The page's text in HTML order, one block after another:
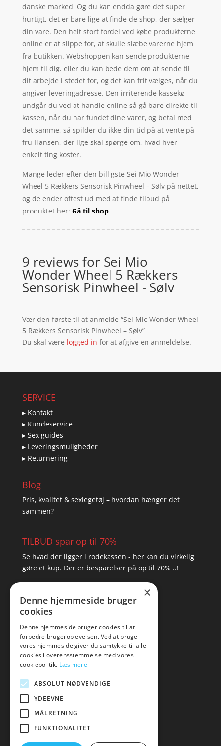
danske marked. Og du kan endda gøre det super
hurtigt, det er bare lige at finde de shop, der sælger
din vare. Den helt stort fordel ved købe produkterne
online er at slippe for, at skulle slæbe varerne hjem
fra butikken. Webshoppen kan sende produkterne
hjem til dig, eller du kan bede dem om at sende til
dit arbejde i stedet for, og det kan frit vælges, når du
angiver leveringadresse. Den irriterende kassekø
undgår du ved at handle online så gå bare direkte til
kassen, når du har fundet dine varer, og betal med
det samme, så spilder du ikke din tid på at vente på
fru Hansen, der lige skal spørge om, hvad hver
enkelt ting koster.
Mange leder efter den billigste Sei Mio Wonder
Wheel 5 Rækkers Sensorisk Pinwheel – Sølv på nettet,
og de ender oftest ud med at finde tilbud på
produktet her: Gå til shop
9 reviews for Sei Mio
Wonder Wheel 5 Rækkers
Sensorisk Pinwheel - Sølv
Vær den første til at anmelde “Sei Mio Wonder Wheel
5 Rækkers Sensorisk Pinwheel – Sølv”
Du skal være logged in for at afgive en anmeldelse.
SERVICE
▸ Kontakt
▸ Kundeservice
▸ Sex guides
▸ Leveringsmuligheder
▸ Returnering
Blog
Pris, kvalitet & sexlegetøj – hvordan hænger det
sammen?
TILBUD spar op til 70%
Se hvad der ligger i rodekassen - her kan du virkelig
gøre et kup. Der er besparelser på op til 70% ..!
Tlf: 7876 8672
Mail: hej@amare.dk
×
Denne hjemmeside bruger
cookies
Denne hjemmeside bruger cookies til at
forbedre brugeroplevelsen. Ved at bruge
vores hjemmeside giver du samtykke til alle
cookies i overensstemmelse med vores
cookiepolitik. Læs mere
ABSOLUT NØDVENDIGE
YDEEVNE
MÅLRETNING
FUNKTIONALITET